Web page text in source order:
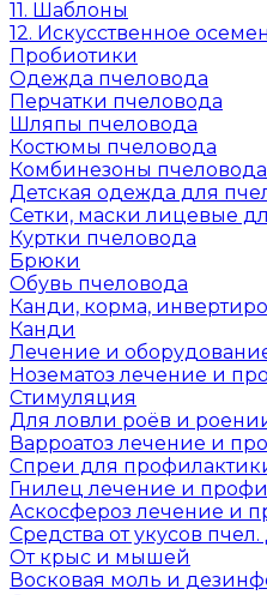
11. Шаблоны
12. Искусственное
Пробиотики
Одежда пчеловода
Перчатки пчеловода
Шляпы пчеловода
Костюмы пчеловода
Комбинезоны пчеловода
Детская одежда для
Сетки, маски лицевые
Куртки пчеловода
Брюки
Обувь пчеловода
Канди, корма,
Канди
Лечение и
Нозематоз лечение и
Стимуляция
Для ловли роёв и
Варроатоз лечение и
Спреи для
Гнилец лечение и
Аскосфероз лечение и
Средства от укусов
От крыс и мышей
Восковая моль и